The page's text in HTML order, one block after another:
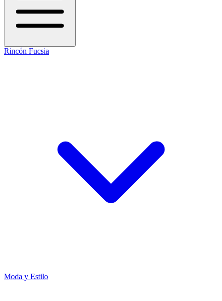
Rincón Fucsia
Moda y Estilo